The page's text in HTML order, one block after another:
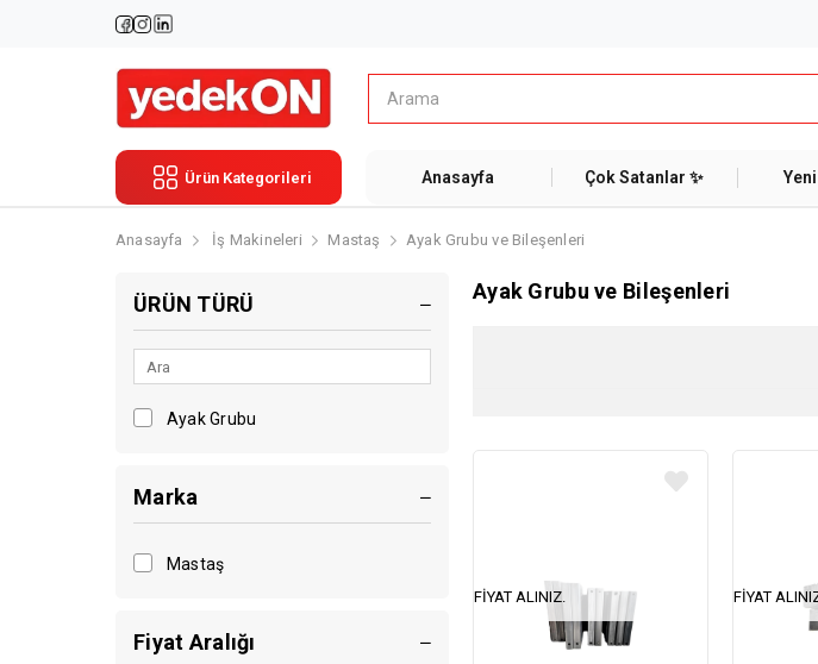
Ürün Kategorileri Anasayfa Çok Satanlar ✨
Anasayfa İş Makineleri Mastaş Ayak Grubu ve Bileşenleri
ÜRÜN TÜRÜ
Ayak Grubu
Marka
Mastaş
Fiyat Aralığı
Ayak Grubu ve Bileşenleri
FIYAT ALINIZ. FIYAT